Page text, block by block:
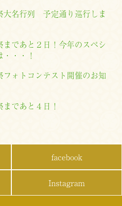
大名行列 予定通り巡行しま
まであと２日！今年のスペシ
・・！
フォトコンテスト開催のお知
であと４日！
facebook
Instagram